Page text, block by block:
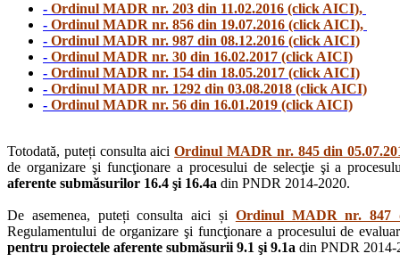
- Ordinul MADR nr. 203 din 11.02.2016 (click AICI),
- Ordinul MADR nr. 856 din 19.07.2016 (click AICI),
- Ordinul MADR nr. 987 din 08.12.2016 (click AICI)
- Ordinul MADR nr. 30 din 16.02.2017 (click AICI)
- Ordinul MADR nr. 154 din 18.05.2017 (click AICI)
- Ordinul MADR nr. 1292 din 03.08.2018 (click AICI)
- Ordinul MADR nr. 56 din 16.01.2019 (click AICI)
Totodată, puteți consulta aiciOrdinul MADR nr. 845 din
de organizare şi funcţionare a procesului de selecţie şi a
aferente submăsurilor 16.4 şi 16.4a din PNDR 2014-2020.
De asemenea, puteți consulta aici și Ordinul MADR nr. 847
Regulamentului de organizare şi funcţionare a procesului de
pentru proiectele aferente submăsurii 9.1 şi 9.1a din PNDR 2014-